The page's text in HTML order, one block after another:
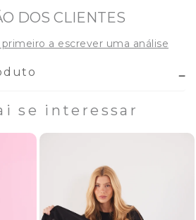
DOS CLIENTES
primeiro a escrever uma análise
se interessar